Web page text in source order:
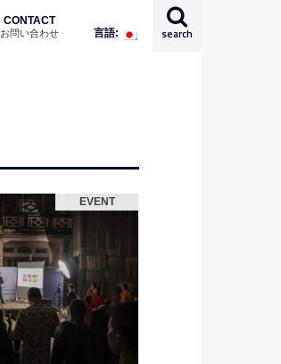
search
CONTACT
お問い合わせ 言語:
EVENT